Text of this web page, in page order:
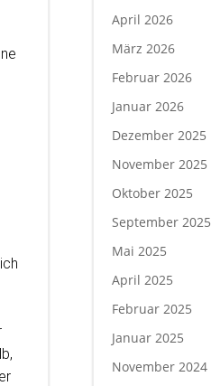
April 2026
März 2026
Februar 2026
Januar 2026
Dezember 2025
November 2025
Oktober 2025
September 2025
Mai 2025
April 2025
Februar 2025
Januar 2025
November 2024